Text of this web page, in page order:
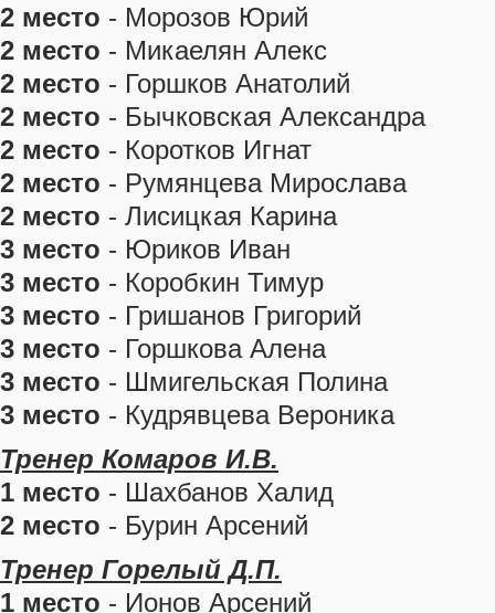
2 место - Морозов Юрий
2 место - Микаелян Алекс
2 место - Горшков Анатолий
2 место - Бычковская Александра
2 место - Коротков Игнат
2 место - Румянцева Мирослава
2 место - Лисицкая Карина
3 место - Юриков Иван
3 место - Коробкин Тимур
3 место - Гришанов Григорий
3 место - Горшкова Алена
3 место - Шмигельская Полина
3 место - Кудрявцева Вероника
Тренер Комаров И.В.
1 место - Шахбанов Халид
2 место - Бурин Арсений
Тренер Горелый Д.П.
1 место - Ионов Арсений